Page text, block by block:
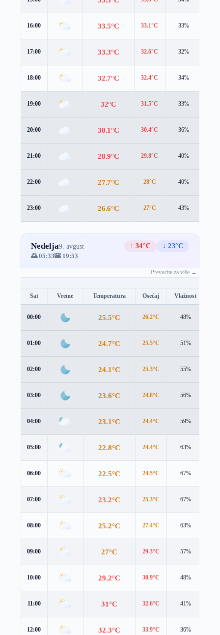
16:00 33.5°C 33.1°C 33%
17:00 33.3°C 32.6°C 32%
18:00 32.7°C 32.4°C 34%
19:00 32°C 31.5°C 33%
20:00 30.1°C 30.4°C 36%
21:00 28.9°C 29.8°C 40%
22:00 27.7°C 28°C 40%
23:00 26.6°C 27°C 43%
Nedelja9. avgust ↑ 34°C
↓ 23°C
🌅 05:33🌇 19:53
Prevucite za više →
Sat Vreme Temperatura Osećaj Vlažnost
00:00 25.5°C 26.2°C 48%
01:00 24.7°C 25.5°C 51%
02:00 24.1°C 25.3°C 55%
03:00 23.6°C 24.8°C 56%
04:00 23.1°C 24.4°C 59%
05:00 22.8°C 24.4°C 63%
06:00 22.5°C 24.5°C 67%
07:00 23.2°C 25.3°C 67%
08:00 25.2°C 27.4°C 63%
09:00 27°C 29.3°C 57%
10:00 29.2°C 30.9°C 48%
11:00 31°C 32.6°C 41%
12:00 32.3°C 33.9°C 36%